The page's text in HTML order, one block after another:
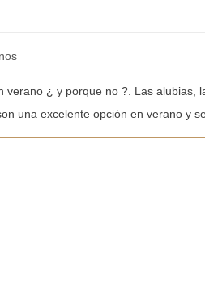
verano ¿ y porque no ?. Las
una excelente opción en verano y